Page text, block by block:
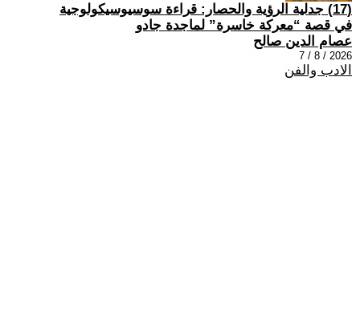
(17) جدلية الرؤية والحصار: قراءة سوسيوسيكولوجية
في قصة “معركة خاسرة” لماجدة جادو
عصام الدين صالح
2026 / 8 / 7
الادب والفن